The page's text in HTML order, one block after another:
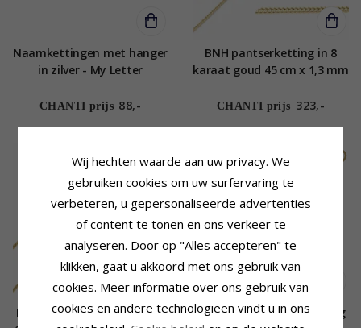
Naamkettingen met hanger
in zilver - My Letter
CHANTI prijs 88,-
BNH pantserketting in 8
karaat goud 45 cm x 1,3 mm
CHANTI prijs 323,-
BNH Anker ronde ketting in
Waterproof parel Y-ketting
Wij hechten waarde aan uw privacy. We
gebruiken cookies om uw surfervaring te
verbeteren, u gepersonaliseerde advertenties
of content te tonen en ons verkeer te
analyseren. Door op "Alles accepteren" te
klikken, gaat u akkoord met ons gebruik van
cookies. Meer informatie over ons gebruik van
cookies en andere technologieën vindt u in ons